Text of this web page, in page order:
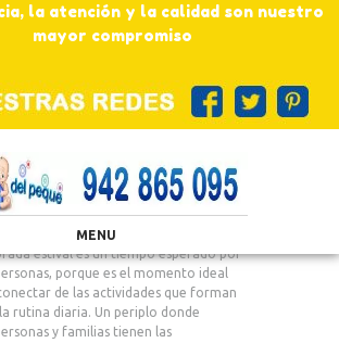
la atención y la calidad son nuestro
mayor compromiso
MENU
estival es un tiempo esperado por
porque es el momento ideal
de las actividades que forman
rutina diaria. Un periplo donde
y familias tienen las